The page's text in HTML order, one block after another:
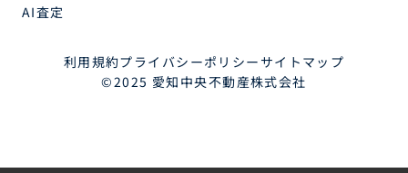
AI査定
利用規約プライバシーポリシーサイトマップ
©2025 愛知中央不動産株式会社